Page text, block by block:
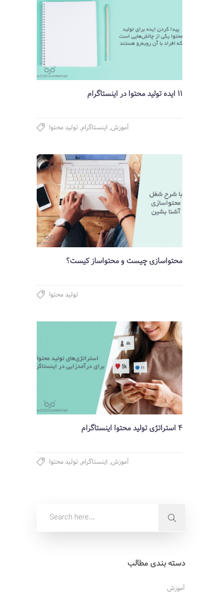
11 ایده تولید محتوا در اینستاگرام
آموزش, اینستاگرام, تولید محتوا
محتواسازی چیست و محتواساز کیست؟
تولید محتوا
4 استراتژی تولید محتوا اینستاگرام
آموزش, اینستاگرام, تولید محتوا
دسته بندی مطالب
آموزش